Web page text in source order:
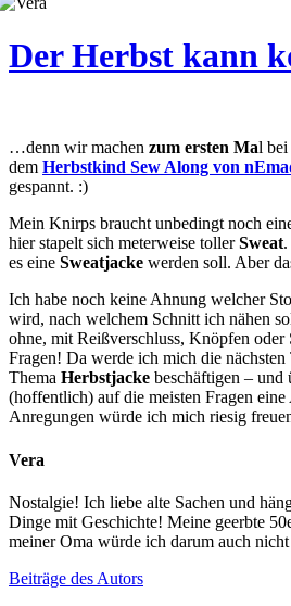
Der Herbst kann
…denn wir machen zum ersten Mal bei
dem Herbstkind Sew Along von
gespannt. :)
Mein Knirps braucht unbedingt noch
hier stapelt sich meterweise tollerSweat.
es eine Sweatjacke werden soll. Aber
Ich habe noch keine Ahnung welcher
wird, nach welchem Schnitt ich nähen
ohne, mit Reißverschluss, Knöpfen
Fragen! Da werde ich mich die
Thema Herbstjacke beschäftigen – und
(hoffentlich) auf die meisten Fragen
Anregungen würde ich mich riesig
Vera
Nostalgie! Ich liebe alte Sachen und
Dinge mit Geschichte! Meine geerbte
meiner Oma würde ich darum auch
Beiträge des Autors